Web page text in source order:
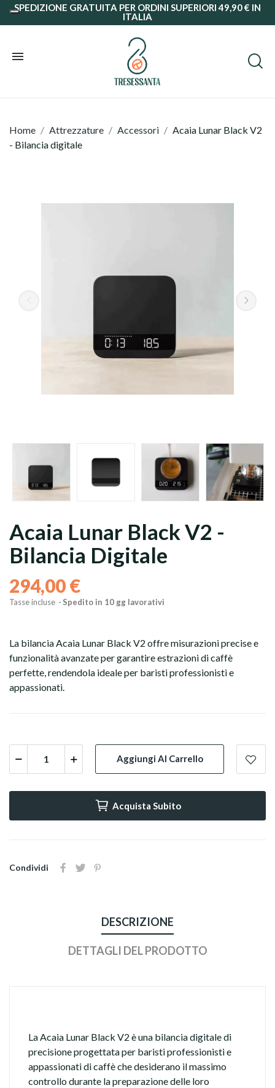
SPEDIZIONE GRATUITA PER ORDINI SUPERIORI 49,90 € IN
ITALIA
Grani
Macinato
Grani
Macinato
Home Attrezzature Accessori
Acaia Lunar Black V2
- Bilancia digitale
Acaia Lunar Black V2 -
Bilancia Digitale
294,00 €
Tasse incluse Spedito in 10 gg lavorativi
La bilancia Acaia Lunar Black V2 offre misurazioni precise e
funzionalità avanzate per garantire estrazioni di caffè
perfette, rendendola ideale per baristi professionisti e
appassionati.
Aggiungi Al Carrello
Acquista Subito
Condividi
DESCRIZIONE
DETTAGLI DEL PRODOTTO
La Acaia Lunar Black V2 è una bilancia digitale di
precisione progettata per baristi professionisti e
appassionati di caffè che desiderano il massimo
controllo durante la preparazione delle loro